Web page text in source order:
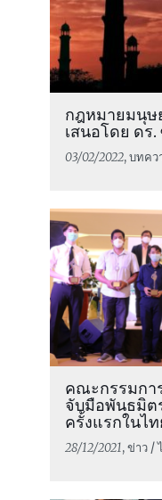
กฎหมายมนุษ
เสนอโดย ดร
03/02/2022, บทคว
คณะกรรมกา
จับมือพันธมิต
ครั้งแรกในไท
28/12/2021, ข่าว /